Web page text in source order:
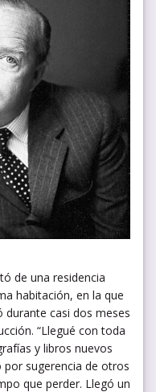
de una residencia
habitación, en la que
casi dos meses
“Llegué con toda
y libros nuevos
sugerencia de otros
que perder. Llegó un